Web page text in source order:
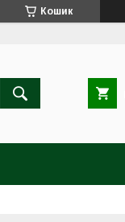
Кошик